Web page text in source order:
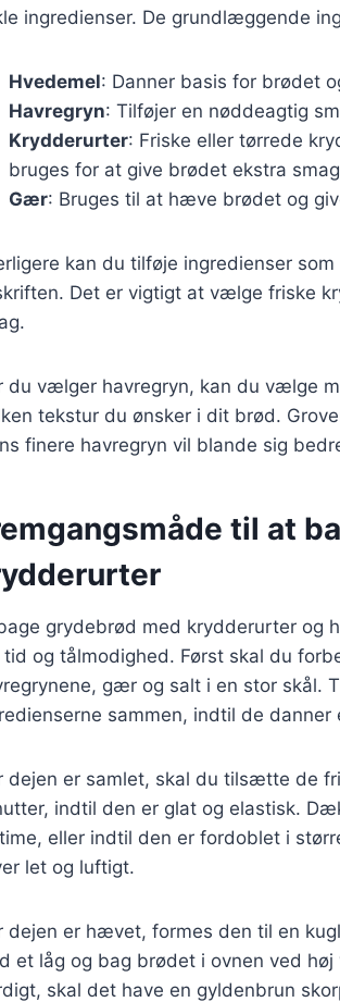
ingredienser. De grundlæggende
Hvedemel: Danner basis for brødet
Havregryn: Tilføjer en nøddeagtig
Krydderurter: Friske eller tørrede
bruges for at give brødet ekstra
Gær: Bruges til at hæve brødet og
kan du tilføje ingredienser
Det er vigtigt at vælge friske
du vælger havregryn, kan du vælge
tekstur du ønsker i dit brød.
finere havregryn vil blande sig
til at
grydebrød med krydderurter og
og tålmodighed. Først skal du
gær og salt i en stor skål.
sammen, indtil de
dejen er samlet, skal du tilsætte de
indtil den er glat og elastisk.
eller indtil den er fordoblet i
let og luftigt.
dejen er hævet, formes den til en
et låg og bag brødet i ovnen ved
skal det have en gyldenbrun